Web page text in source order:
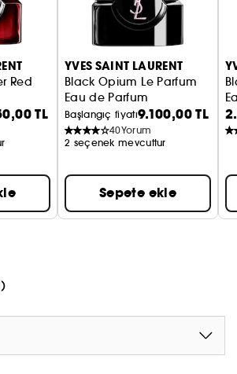
Red
TL
YVES SAINT LAURENT
Black Opium Le Parfum
Eau de Parfum
Başlangıç fiyatı9.100,00 TL
40Yorum
2 seçenek mevcuttur
Sepete ekle